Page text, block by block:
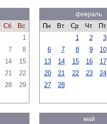
Сб
Вс
1
7
8
14
15
21
22
28
29
февраль
Пн
Вт Ср Чт Пт
1
2 3
6
7 8 9 10
13
14 15 16 17
20
21 22 23 24
27
28
май